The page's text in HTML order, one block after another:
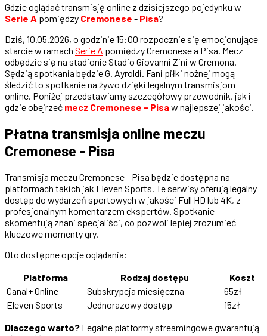
Gdzie oglądać transmisję online z dzisiejszego pojedynku w
Serie A pomiędzy Cremonese - Pisa?
Dziś, 10.05.2026, o godzinie 15:00 rozpocznie się emocjonujące
starcie w ramach Serie A pomiędzy Cremonese a Pisa. Mecz
odbędzie się na stadionie Stadio Giovanni Zini w Cremona.
Sędzią spotkania będzie G. Ayroldi. Fani piłki nożnej mogą
śledzić to spotkanie na żywo dzięki legalnym transmisjom
online. Poniżej przedstawiamy szczegółowy przewodnik, jak i
gdzie obejrzeć mecz Cremonese - Pisaw najlepszej jakości.
Płatna transmisja online meczu
Cremonese - Pisa
Transmisja meczu Cremonese - Pisa będzie dostępna na
platformach takich jak Eleven Sports. Te serwisy oferują legalny
dostęp do wydarzeń sportowych w jakości Full HD lub 4K, z
profesjonalnym komentarzem ekspertów. Spotkanie
skomentują znani specjaliści, co pozwoli lepiej zrozumieć
kluczowe momenty gry.
Oto dostępne opcje oglądania:
Platforma
Rodzaj dostępu
Koszt
Canal+ Online
Subskrypcja miesięczna
65zł
Eleven Sports
Jednorazowy dostęp
15zł
Dlaczego warto? Legalne platformy streamingowe gwarantują